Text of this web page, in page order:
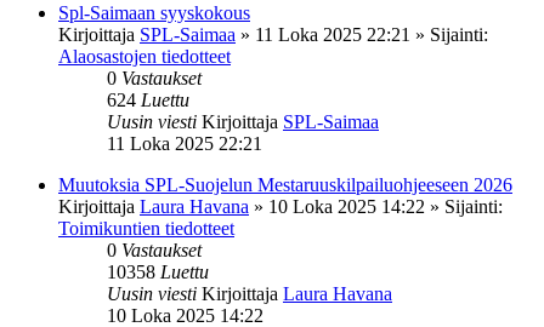
Spl-Saimaan syyskokous
Kirjoittaja SPL-Saimaa » 11 Loka 2025 22:21 » Sijainti:
Alaosastojen tiedotteet
0 Vastaukset
624 Luettu
Uusin viesti Kirjoittaja SPL-Saimaa
11 Loka 2025 22:21
Muutoksia SPL-Suojelun Mestaruuskilpailuohjeeseen 2026
Kirjoittaja Laura Havana » 10 Loka 2025 14:22 » Sijainti:
Toimikuntien tiedotteet
0 Vastaukset
10358 Luettu
Uusin viesti Kirjoittaja Laura Havana
10 Loka 2025 14:22